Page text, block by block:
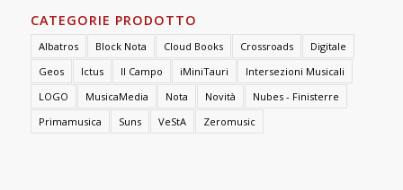
CATEGORIE PRODOTTO
Albatros Block Nota Cloud Books Crossroads
Digitale
Geos
Ictus Il Campo iMiniTauri
Intersezioni Musicali
LOGO
MusicaMedia Nota Novità
Nubes - Finisterre
Primamusica
Suns VeStA Zeromusic